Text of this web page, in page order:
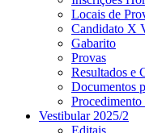
Locais de
Candidato X
Gabarito
Provas
Resultados e
Documentos
Vestibular 2025/2